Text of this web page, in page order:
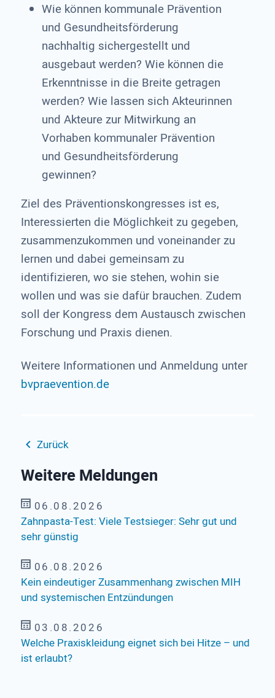
Wie können kommunale Prävention
und Gesundheitsförderung
nachhaltig sichergestellt und
ausgebaut werden? Wie können die
Erkenntnisse in die Breite getragen
werden? Wie lassen sich Akteurinnen
und Akteure zur Mitwirkung an
Vorhaben kommunaler Prävention
und Gesundheitsförderung
gewinnen?
Ziel des Präventionskongresses ist es,
Interessierten die Möglichkeit zu gegeben,
zusammenzukommen und voneinander zu
lernen und dabei gemeinsam zu
identifizieren, wo sie stehen, wohin sie
wollen und was sie dafür brauchen. Zudem
soll der Kongress dem Austausch zwischen
Forschung und Praxis dienen.
Weitere Informationen und Anmeldung unter
bvpraevention.de
Zurück
Weitere Meldungen
06.08.2026
Zahnpasta-Test: Viele Testsieger: Sehr gut und
sehr günstig
06.08.2026
Kein eindeutiger Zusammenhang zwischen MIH
und systemischen Entzündungen
03.08.2026
Welche Praxiskleidung eignet sich bei Hitze – und
ist erlaubt?